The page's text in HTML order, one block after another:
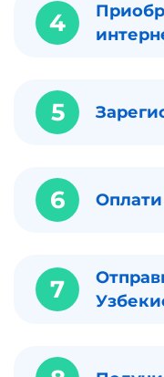
4
5
6
7